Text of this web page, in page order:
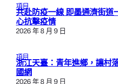
項目
共赴防疫一線 即墨通濟街道
心抗擊疫情
2026 年 8 月 9 日
項目
浙江天臺：青年進鄉，讓村
國網
2026 年 8 月 9 日